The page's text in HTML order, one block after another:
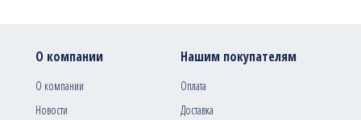
О компании
О компании
Новости
Нашим покупателям
Оплата
Доставка